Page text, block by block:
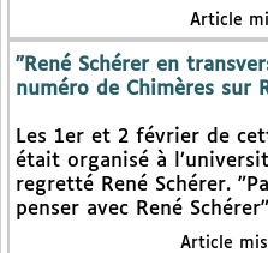
Article
"René Schérer en
numéro de Chimères sur
Les 1er et 2 février de
était organisé à
regretté René Schérer.
penser avec René
Article